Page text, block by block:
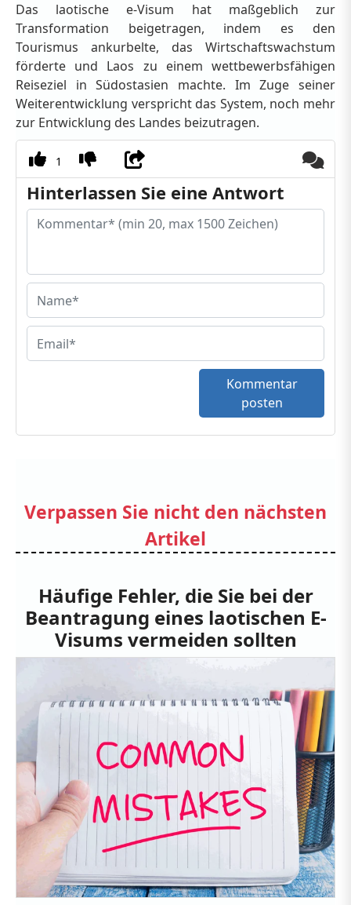
Das laotische e-Visum hat maßgeblich zur
Transformation beigetragen, indem es den
Tourismus ankurbelte, das Wirtschaftswachstum
förderte und Laos zu einem wettbewerbsfähigen
Reiseziel in Südostasien machte. Im Zuge seiner
Weiterentwicklung verspricht das System, noch mehr
zur Entwicklung des Landes beizutragen.
1
Hinterlassen Sie eine Antwort
Kommentar
posten
Verpassen Sie nicht den nächsten
Artikel
Häufige Fehler, die Sie bei der
Beantragung eines laotischen E-
Visums vermeiden sollten